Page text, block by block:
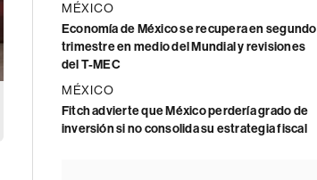
MÉXICO
Economía de México se recupera en segundo
trimestre en medio del Mundial y revisiones
del T-MEC
MÉXICO
Fitch advierte que México perdería grado de
inversión si no consolida su estrategia fiscal